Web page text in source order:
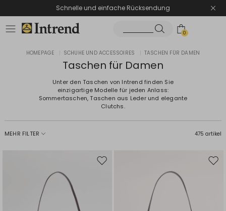
Schnelle und einfache Rücksendung
0
HOMEPAGE SCHUHE UND ACCESSOIRES TASCHEN FÜR DAMEN
Taschen für Damen
Unter den Taschen von Intrend finden Sie
einzigartige Modelle für jeden Anlass:
Sommertaschen, Taschen aus Leder und elegante
Clutchs.
MEHR FILTER 475 artikel
Auf
Auf